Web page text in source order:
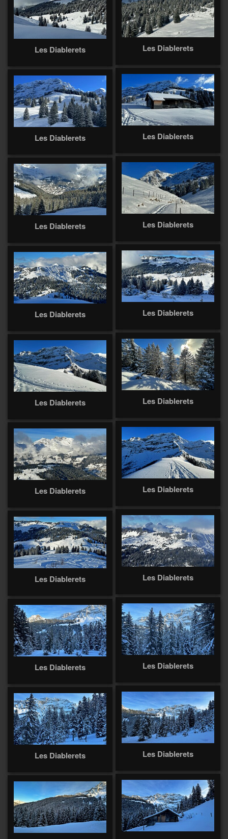
Les Diablerets
Les Diablerets
Les Diablerets
Les Diablerets
Les Diablerets
Les Diablerets
Les Diablerets
Les Diablerets
Les Diablerets
Les Diablerets
Les Diablerets
Les Diablerets
Les Diablerets
Les Diablerets
Les Diablerets
Les Diablerets
Les Diablerets
Les Diablerets